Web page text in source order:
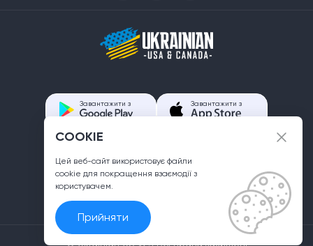
Завантажити з Завантажити з
info@ukrainian.us
© Ukrainian US v2.1 Всі права захищені
COOKIE
Цей веб-сайт використовує файли
сookie для покращення взаємодії з
користувачем.
Прийняти